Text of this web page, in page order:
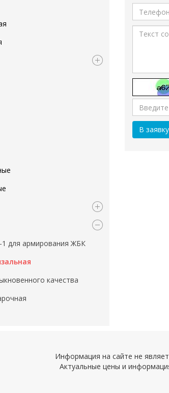
для армирования ЖБК
качества
Информация на сайте не
Актуальные цены и